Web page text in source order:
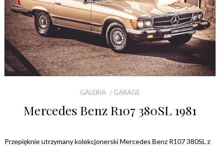
GALERIA GARAGE
Mercedes Benz R107 380SL 1981
Przepięknie utrzymany kolekcjonerski Mercedes Benz R107 380SL z